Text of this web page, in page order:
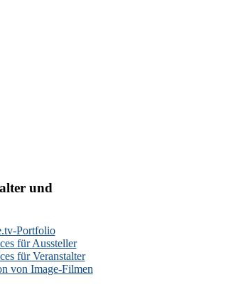
und
Portfolio
für Aussteller
für Veranstalter
von Image-Filmen